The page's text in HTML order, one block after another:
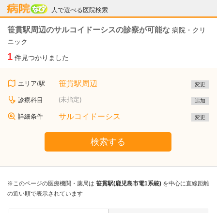
人で選べる医院検索
病院なび
笹貫駅周辺のサルコイドーシスの診察が可能な 病院・クリ
ニック
1 件見つかりました
エリア/駅 笹貫駅周辺 変更
診療科目 (未指定) 追加
詳細条件 サルコイドーシス 変更
検索する
※このページの医療機関・薬局は 笹貫駅(鹿児島市電1系統) を中心に直線距離
の近い順で表示されています